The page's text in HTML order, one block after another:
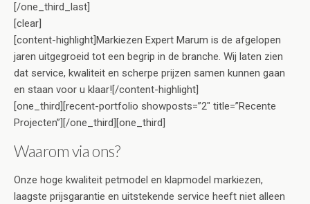
[/one_third_last]
[clear]
[content-highlight]Markiezen Expert Marum is de afgelopen
jaren uitgegroeid tot een begrip in de branche. Wij laten zien
dat service, kwaliteit en scherpe prijzen samen kunnen gaan
en staan voor u klaar![/content-highlight]
[one_third][recent-portfolio showposts=”2″ title=”Recente
Projecten”][/one_third][one_third]
Waarom via ons?
Onze hoge kwaliteit petmodel en klapmodel markiezen,
laagste prijsgarantie en uitstekende service heeft niet alleen